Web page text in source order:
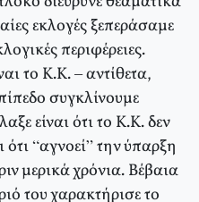
εκλογές ξεπεράσαμε
περιφέρειες.
το Κ.Κ. – αντίθετα,
συγκλίνουμε
είναι ότι το Κ.Κ. δεν
“αγνοεί” την ύπαρξη
μερικά χρόνια. Βέβαια
του χαρακτήρισε το